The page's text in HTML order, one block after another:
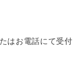
はお電話にて受付